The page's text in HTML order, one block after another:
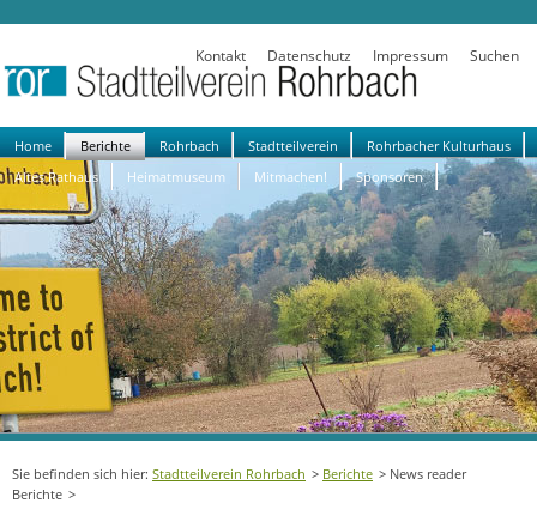
Kontakt Datenschutz Impressum Suchen
Navigation
überspringen
Home Berichte Rohrbach Stadtteilverein
Rohrbacher Kulturhaus
Altes Rathaus
Heimatmuseum Mitmachen! Sponsoren
Stadtteilverein Rohrbach Berichte
News reader
Berichte